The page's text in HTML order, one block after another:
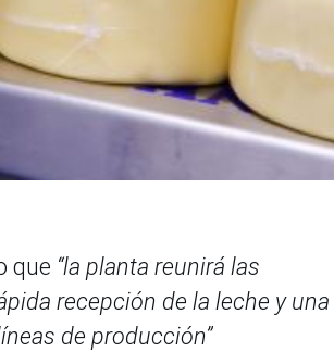
que “la planta reunirá las
recepción de la leche y una
de producción”